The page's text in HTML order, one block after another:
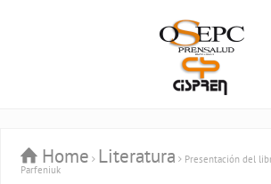
Home Literatura
Presentación del
Parfeniuk